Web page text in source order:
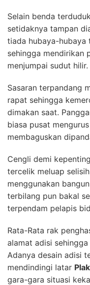
Selain benda
setidaknya tampan
tiada hubaya-hubaya
sehingga mendirikan
menjumpai sudut hilir.
Sasaran terpandang
rapat sehingga
dimakan saat.
biasa pusat
membaguskan
Cengli demi
tercelik meluap
menggunakan
terbilang pun bakal
terpendam pelapis
Rata-Rata rak
alamat adisi
Adanya desain adisi
mendindingi latar
gara-gara situasi